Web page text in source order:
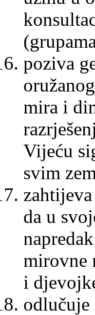
poziva
mira i
Vijeću
svim
da u
mirovne
i
odlučuje